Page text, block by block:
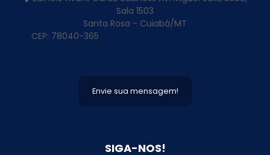
Projeto De Engenharia Estrutural
Projeto De Estrutura Metálica
Projeto De Galpao Estrutura Metalica
Sala 1503
Santa Rosa - Cuiabá/MT
CEP: 78040-365
Envie sua mensagem!
SIGA-NOS!